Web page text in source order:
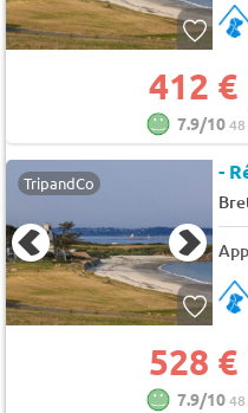
412 €
7.9/1048
TripandCo
528 €
7.9/1048